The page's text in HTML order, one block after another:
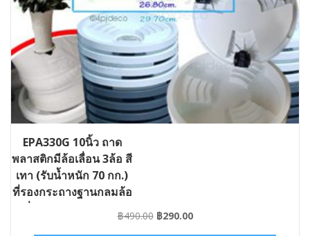
EPA330G 10นิ้ว ถาด
พลาสติกมีล้อเลื่อน 3ล้อ สี
เทา (รับน้ำหนัก 70 กก.)
ที่รองกระถางฐานกลมล้อ
เลื่อน #GD-EPA330G฿490.00 Original
฿290.00Current